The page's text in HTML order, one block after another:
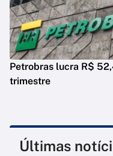
Petrobras lucra R$
trimestre
Últimas